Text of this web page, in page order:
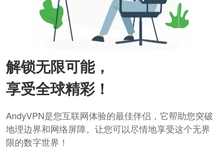
解锁无限可能，
享受全球精彩！
AndyVPN是您互联网体验的最佳伴侣，它帮助您突破
地理边界和网络屏障。让您可以尽情地享受这个无界
限的数字世界！